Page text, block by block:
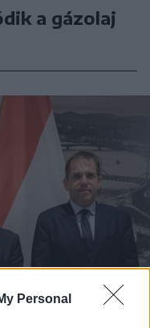
Personal
a gázolaj